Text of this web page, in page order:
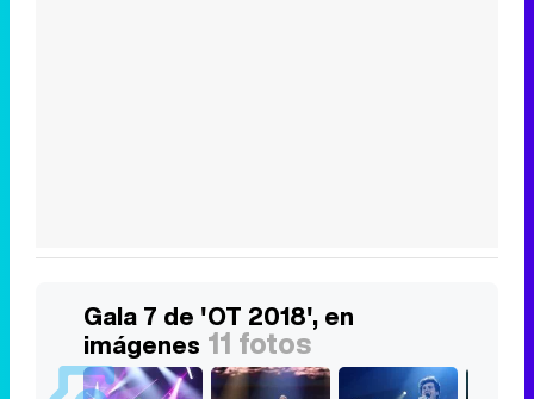
Gala 7 de 'OT 2018', en
imágenes 11 fotos